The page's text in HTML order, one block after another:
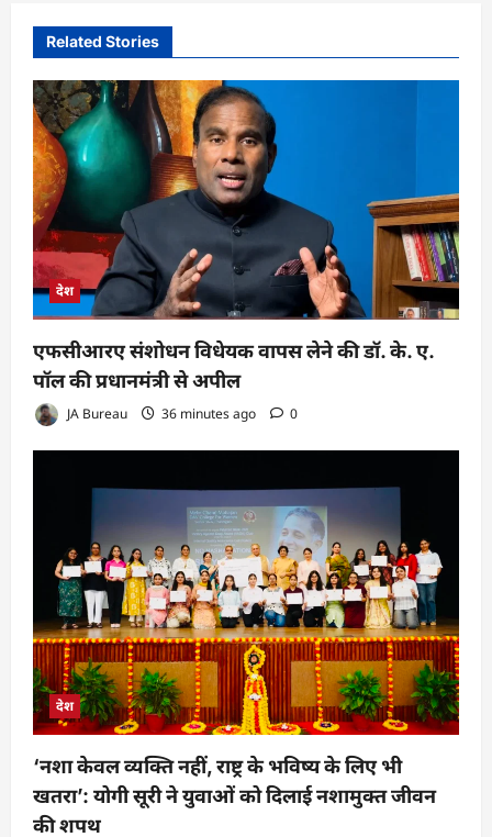
Related Stories
देश
एफसीआरए संशोधन विधेयक वापस लेने की डॉ. के. ए.
पॉल की प्रधानमंत्री से अपील
JA Bureau 36 minutes ago 0
देश
‘नशा केवल व्यक्ति नहीं, राष्ट्र के भविष्य के लिए भी
खतरा’: योगी सूरी ने युवाओं को दिलाई नशामुक्त जीवन
की शपथ